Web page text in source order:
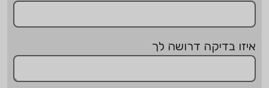
איזו בדיקה דרושה לך